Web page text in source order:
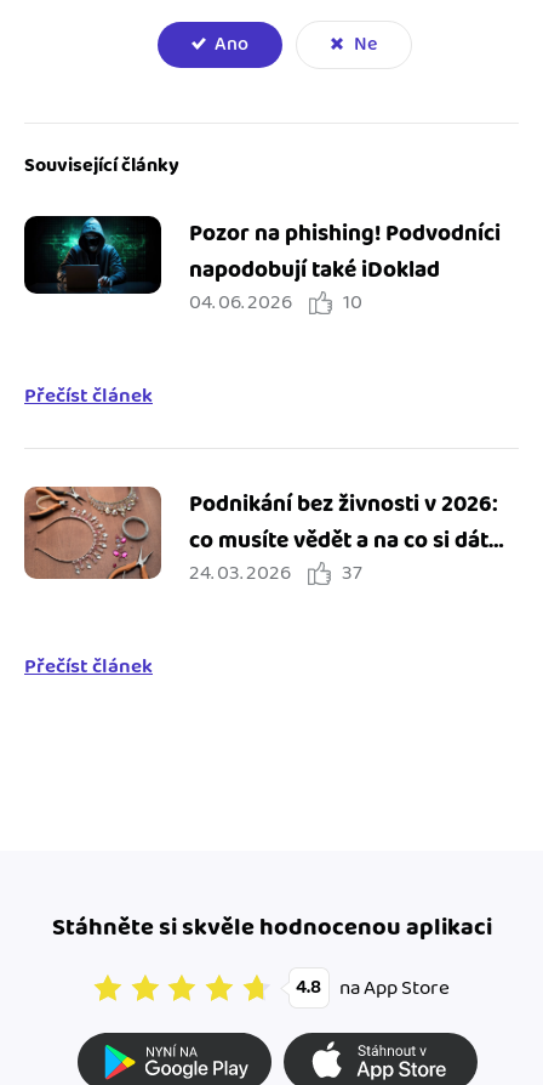
Ano Ne
Související články
Pozor na phishing! Podvodníci
napodobují také iDoklad
04. 06. 2026 10
Přečíst článek
Podnikání bez živnosti v 2026:
co musíte vědět a na co si dát
pozor
24. 03. 2026 37
Přečíst článek
Stáhněte si skvěle hodnocenou aplikaci
4.8 na App Store